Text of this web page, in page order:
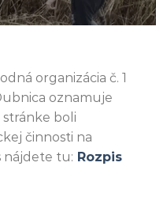
organizácia č. 1
oznamuje
stránke boli
činnosti na
nájdete tu: Rozpis